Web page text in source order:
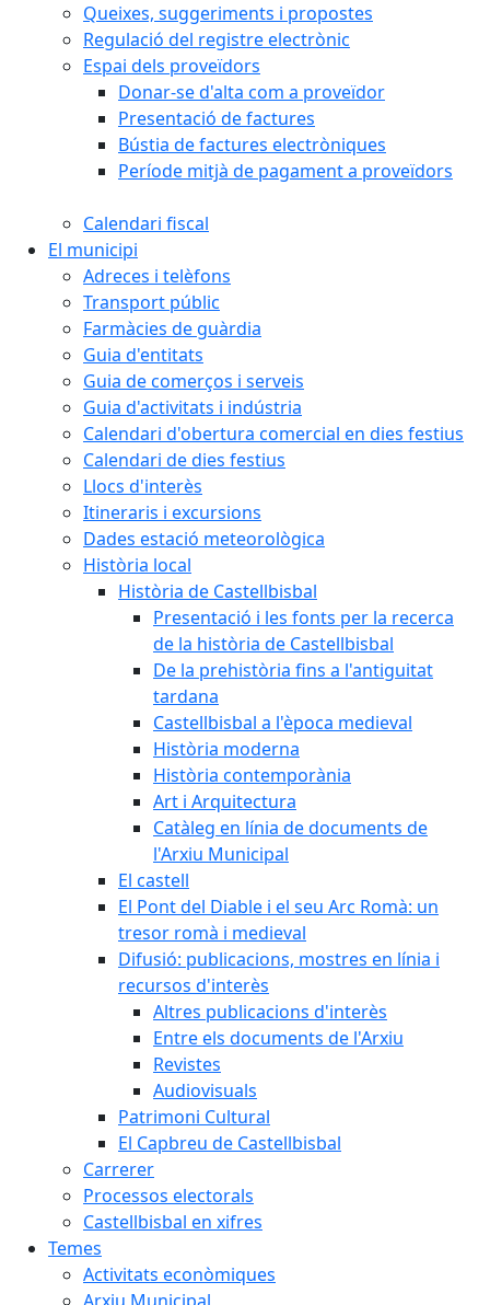
Queixes, suggeriments i propostes
Regulació del registre electrònic
Espai dels proveïdors
Donar-se d'alta com a proveïdor
Presentació de factures
Bústia de factures electròniques
Període mitjà de pagament a proveïdors
Calendari fiscal
El municipi
Adreces i telèfons
Transport públic
Farmàcies de guàrdia
Guia d'entitats
Guia de comerços i serveis
Guia d'activitats i indústria
Calendari d'obertura comercial en dies festius
Calendari de dies festius
Llocs d'interès
Itineraris i excursions
Dades estació meteorològica
Història local
Història de Castellbisbal
Presentació i les fonts per la recerca
de la història de Castellbisbal
De la prehistòria fins a l'antiguitat
tardana
Castellbisbal a l'època medieval
Història moderna
Història contemporània
Art i Arquitectura
Catàleg en línia de documents de
l'Arxiu Municipal
El castell
El Pont del Diable i el seu Arc Romà: un
tresor romà i medieval
Difusió: publicacions, mostres en línia i
recursos d'interès
Altres publicacions d'interès
Entre els documents de l'Arxiu
Revistes
Audiovisuals
Patrimoni Cultural
El Capbreu de Castellbisbal
Carrerer
Processos electorals
Castellbisbal en xifres
Temes
Activitats econòmiques